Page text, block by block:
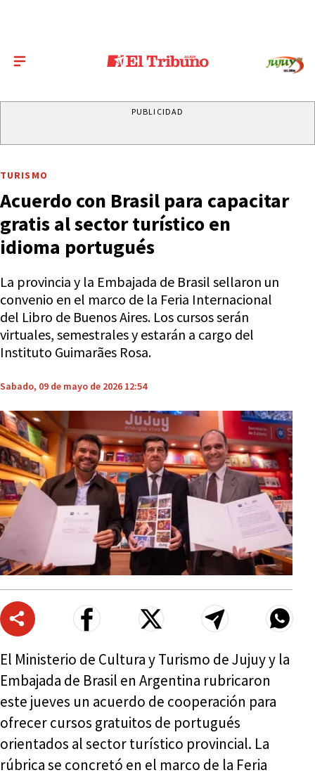
PUBLICIDAD
TURISMO
Acuerdo con Brasil para capacitar
gratis al sector turístico en
idioma portugués
La provincia y la Embajada de Brasil sellaron un
convenio en el marco de la Feria Internacional
del Libro de Buenos Aires. Los cursos serán
virtuales, semestrales y estarán a cargo del
Instituto Guimarães Rosa.
Sabado, 09 de mayo de 2026 12:54
El Ministerio de Cultura y Turismo de Jujuy y la
Embajada de Brasil en Argentina rubricaron
este jueves un acuerdo de cooperación para
ofrecer cursos gratuitos de portugués
orientados al sector turístico provincial. La
rúbrica se concretó en el marco de la Feria